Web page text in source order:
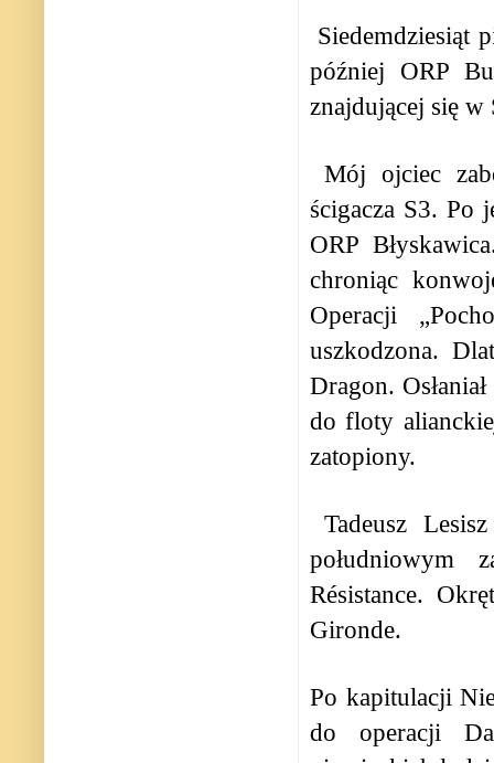
Siedemdziesiąt
później ORP
znajdującej się
Mój ojciec
ścigacza S3. Po
ORP
chroniąc
Operacji
uszkodzona.
Dragon.
do floty
zatopiony.
Tadeusz
południowym
Résistance.
Gironde.
Po kapitulacji
do operacji